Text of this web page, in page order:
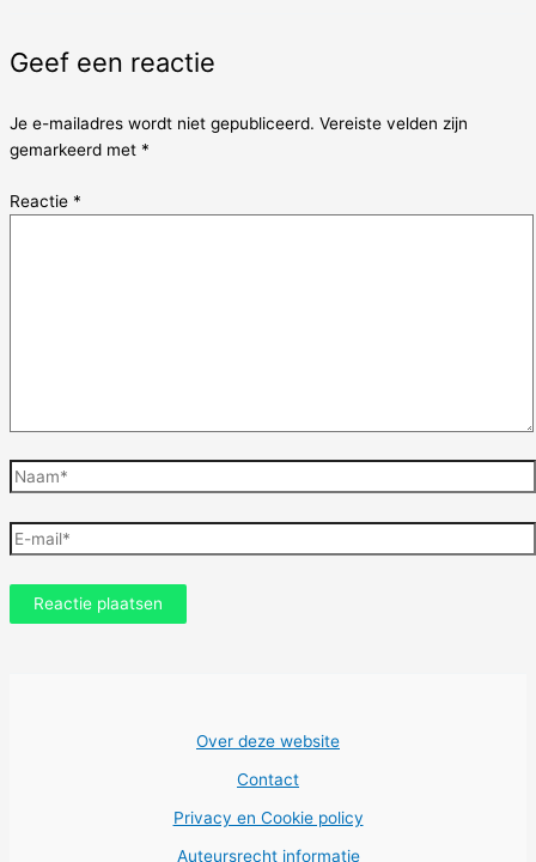
Geef een reactie
Je e-mailadres wordt niet gepubliceerd. Vereiste velden zijn
gemarkeerd met *
Reactie *
Naam*
E-
mail*
Over deze website
Contact
Privacy en Cookie policy
Auteursrecht informatie